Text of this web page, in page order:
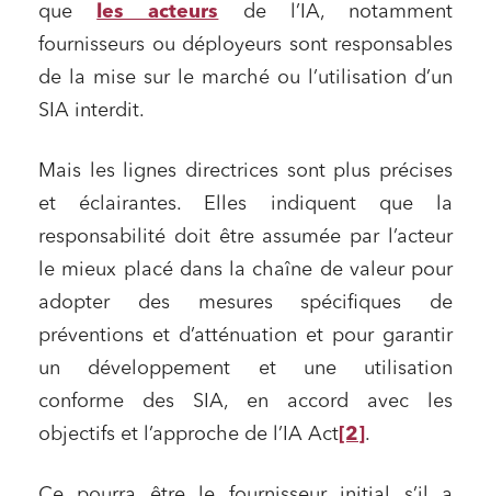
que
les acteurs de l’IA, notamment
fournisseurs ou déployeurs sont responsables
de la mise sur le marché ou l’utilisation d’un
SIA interdit.
Mais les lignes directrices sont plus précises
et éclairantes. Elles indiquent que la
responsabilité doit être assumée par l’acteur
le mieux placé dans la chaîne de valeur pour
adopter des mesures spécifiques de
préventions et d’atténuation et pour garantir
un développement et une utilisation
conforme des SIA, en accord avec les
objectifs et l’approche de l’IA Act[2] .
Relations commerciales et contrats
Associations et acteurs de l’économie sociale et
Immobilier et habitat
Entreprises du numérique
Établissements financiers
Mobilité et transport
Règlement des litiges
Droit du numérique, données et conformité